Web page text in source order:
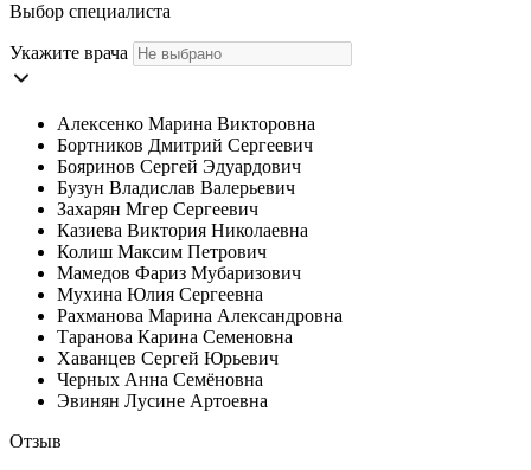
Выбор специалиста
Укажите врача
Алексенко Марина Викторовна
Бортников Дмитрий Сергеевич
Бояринов Сергей Эдуардович
Бузун Владислав Валерьевич
Захарян Мгер Сергеевич
Казиева Виктория Николаевна
Колиш Максим Петрович
Мамедов Фариз Мубаризович
Мухина Юлия Сергеевна
Рахманова Марина Александровна
Таранова Карина Семеновна
Хаванцев Сергей Юрьевич
Черных Анна Семёновна
Эвинян Лусине Артоевна
Отзыв